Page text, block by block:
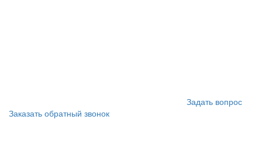
Задать вопрос
Заказать обратный звонок